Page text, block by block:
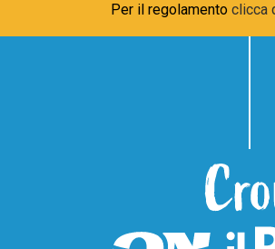
Per il regolamento clicca